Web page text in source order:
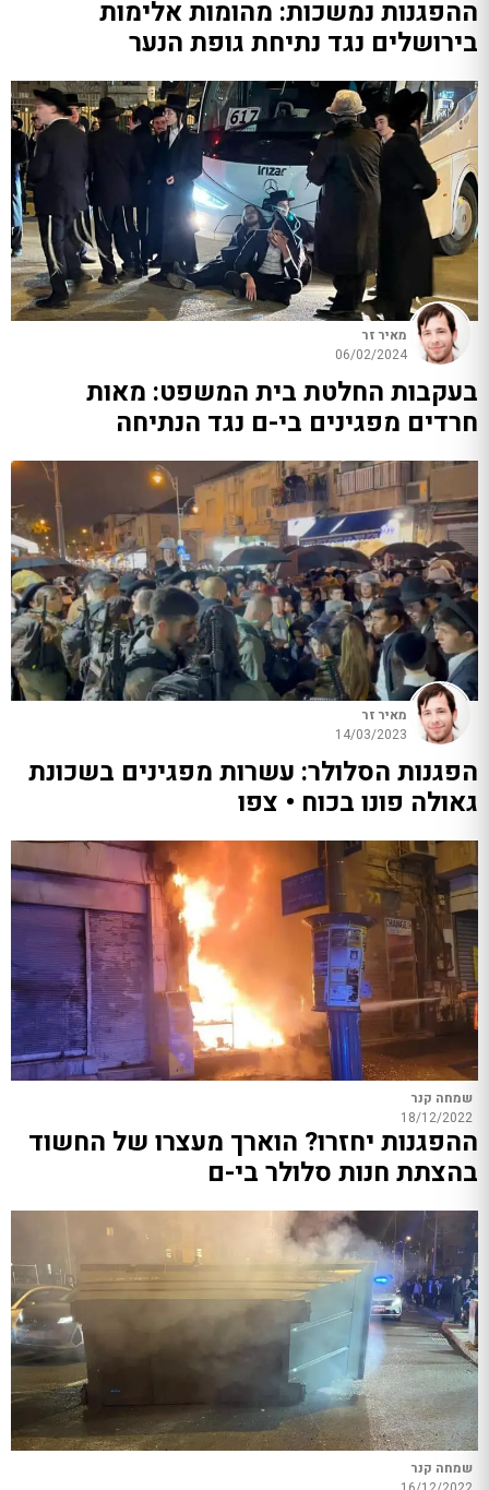
ההפגנות נמשכות: מהומות אלימות
בירושלים נגד נתיחת גופת הנער
מאיר זר
06/02/2024
בעקבות החלטת בית המשפט: מאות
חרדים מפגינים בי-ם נגד הנתיחה
מאיר זר
14/03/2023
הפגנות הסלולר: עשרות מפגינים בשכונת
גאולה פונו בכוח • צפו
שמחה קנר
18/12/2022
ההפגנות יחזרו? הוארך מעצרו של החשוד
בהצתת חנות סלולר בי-ם
שמחה קנר